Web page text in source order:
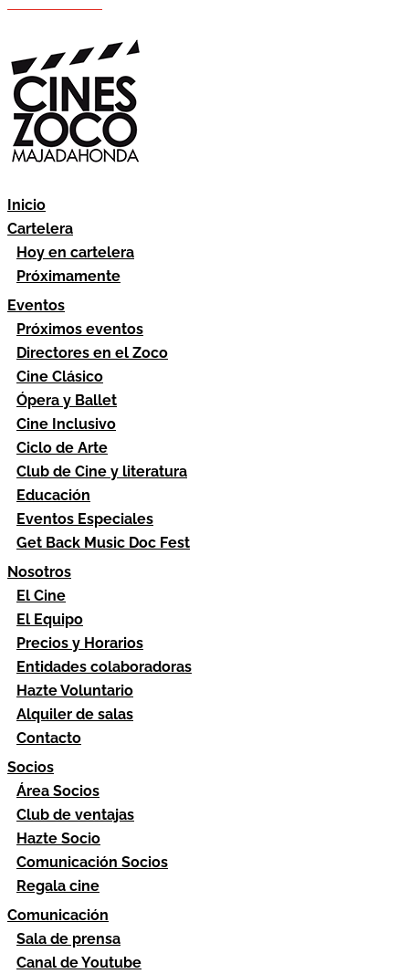
Inicio
Cartelera
Hoy en cartelera
Próximamente
Eventos
Próximos eventos
Directores en el Zoco
Cine Clásico
Ópera y Ballet
Cine Inclusivo
Ciclo de Arte
Club de Cine y literatura
Educación
Eventos Especiales
Get Back Music Doc Fest
Nosotros
El Cine
El Equipo
Precios y Horarios
Entidades colaboradoras
Hazte Voluntario
Alquiler de salas
Contacto
Socios
Área Socios
Club de ventajas
Hazte Socio
Comunicación Socios
Regala cine
Comunicación
Sala de prensa
Canal de Youtube